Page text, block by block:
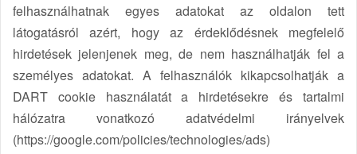
felhasználhatnak egyes adatokat az oldalon tett
látogatásról azért, hogy az érdeklődésnek megfelelő
hirdetések jelenjenek meg, de nem használhatják fel a
személyes adatokat. A felhasználók kikapcsolhatják a
DART cookie használatát a hirdetésekre és tartalmi
hálózatra vonatkozó adatvédelmi irányelvek
(https://google.com/policies/technologies/ads)